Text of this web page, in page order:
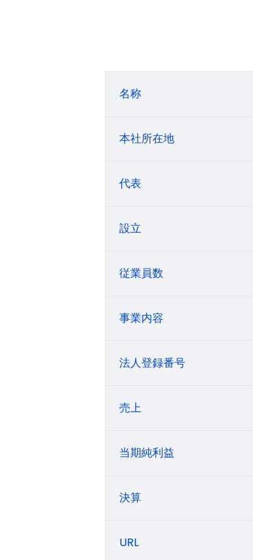
名称
本社所在地
代表
設立
従業員数
事業内容
法人登録番号
売上
当期純利益
決算
URL